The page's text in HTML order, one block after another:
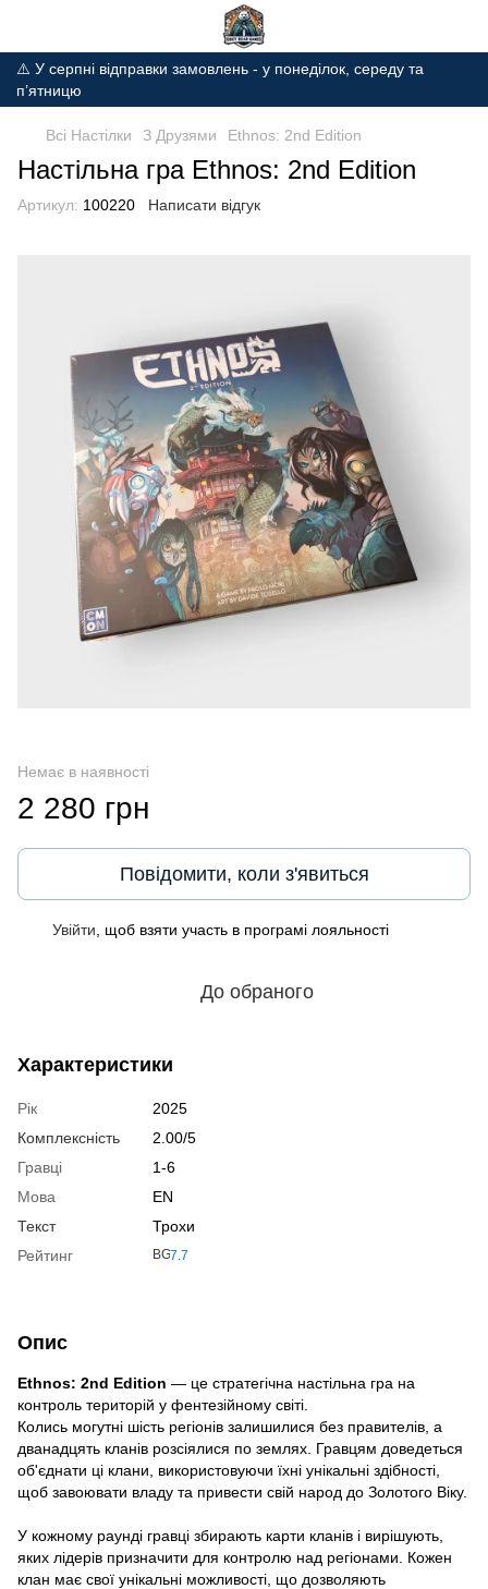
⚠️ У серпні відправки замовлень - у понеділок, середу та
п’ятницю
Всі Настілки З Друзями Ethnos: 2nd Edition
Настільна гра Ethnos: 2nd Edition
Артикул: 100220 Написати відгук
Немає в наявності
2 280 грн
Повідомити, коли з'явиться
Увійти , щоб взяти участь в програмі лояльності
До обраного
Характеристики
Рік
2025
Комплексність
2.00/5
Гравці
1-6
Мова
EN
Текст
Трохи
Рейтинг
Опис
Ethnos: 2nd Edition — це стратегічна настільна гра на
контроль територій у фентезійному світі.
Колись могутні шість регіонів залишилися без правителів, а
дванадцять кланів розсіялися по землях. Гравцям доведеться
об'єднати ці клани, використовуючи їхні унікальні здібності,
щоб завоювати владу та привести свій народ до Золотого Віку.
У кожному раунді гравці збирають карти кланів і вирішують,
яких лідерів призначити для контролю над регіонами. Кожен
клан має свої унікальні можливості, що дозволяють